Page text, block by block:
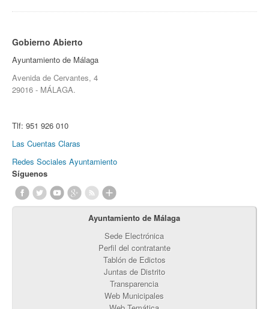
Gobierno Abierto
Ayuntamiento de Málaga
Avenida de Cervantes, 4
29016 - MÁLAGA.
Tlf: 951 926 010
Las Cuentas Claras
Redes Sociales Ayuntamiento
Síguenos
Ayuntamiento de Málaga
Sede Electrónica
Perfil del contratante
Tablón de Edictos
Juntas de Distrito
Transparencia
Web Municipales